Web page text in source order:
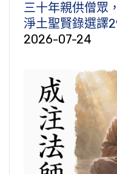
三十年親供僧眾
淨土聖賢錄選譯
2026-07-24